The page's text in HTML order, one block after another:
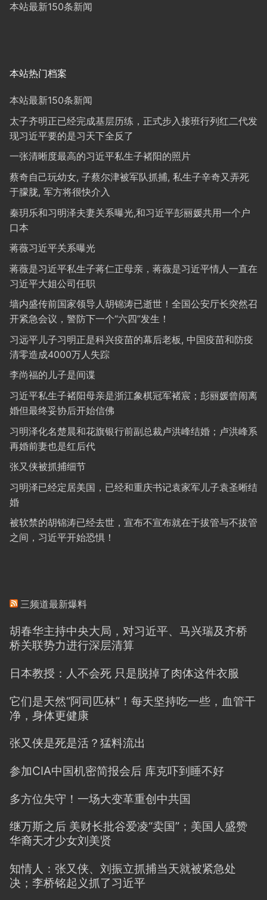
本站最新150条新闻
本站热门档案
本站最新150条新闻
太子齐明正已经完成基层历练，正式步入接班行列红二代发
现习近平要的是习天下全反了
一张清晰度最高的习近平私生子褚阳的照片
蔡奇自己玩幼女, 子蔡尔津被军队抓捕, 私生子辛奇又弄死
于朦胧, 军方将很快介入
秦玥乐和习明泽夫妻关系曝光,和习近平彭丽媛共用一个户
口本
蒋薇习近平关系曝光
蒋薇是习近平私生子蒋仁正母亲，蒋薇是习近平情人一直在
习近平大姐公司任职
墙内盛传前国家领导人胡锦涛已逝世！全国公安厅长突然召
开紧急会议，警防下一个“六四”发生！
习远平儿子习明正是科兴疫苗的幕后老板, 中国疫苗和防疫
清零造成4000万人失踪
李尚福的儿子是间谍
习近平私生子褚阳母亲是浙江象棋冠军褚宸；彭丽媛曾闹离
婚但最终妥协后开始信佛
习明泽化名楚晨和花旗银行前副总裁卢洪峰结婚；卢洪峰系
再婚前妻也是红后代
张又侠被抓捕细节
习明泽已经定居美国，已经和重庆书记袁家军儿子袁圣晰结
婚
被软禁的胡锦涛已经去世，宣布不宣布就在于拔管与不拔管
之间，习近平开始恐惧！
三频道最新爆料
胡春华主持中央大局，对习近平、马兴瑞及齐桥
桥关联势力进行深层清算
日本教授：人不会死 只是脱掉了肉体这件衣服
它们是天然“阿司匹林”！每天坚持吃一些，血管干
净，身体更健康
张又侠是死是活？猛料流出
参加CIA中国机密简报会后 库克吓到睡不好
多方位失守！一场大变革重创中共国
继万斯之后 美财长批谷爱凌“卖国”；美国人盛赞
华裔天才少女刘美贤
知情人：张又侠、刘振立抓捕当天就被紧急处
决；李桥铭起义抓了习近平